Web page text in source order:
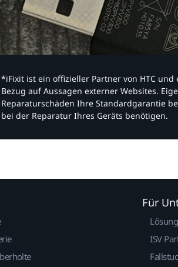
*iFixit ist ein offizieller Partner von HTC
Bezug auf Aussagen externer Websites.
Reparaturschäden Ihre Standardgarantie
bei der Reparatur Ihres Geräts benötigen.​
Für
ISV